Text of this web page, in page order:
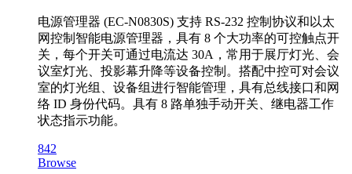
电源管理器 (EC-N0830S) 支持 RS-232 控制协议和以太
网控制智能电源管理器，具有 8 个大功率的可控触点开
关，每个开关可通过电流达 30A，常用于展厅灯光、会
议室灯光、投影幕升降等设备控制。搭配中控可对会议
室的灯光组、设备组进行智能管理，具有总线接口和网
络 ID 身份代码。具有 8 路单独手动开关、继电器工作
状态指示功能。
842
Browse